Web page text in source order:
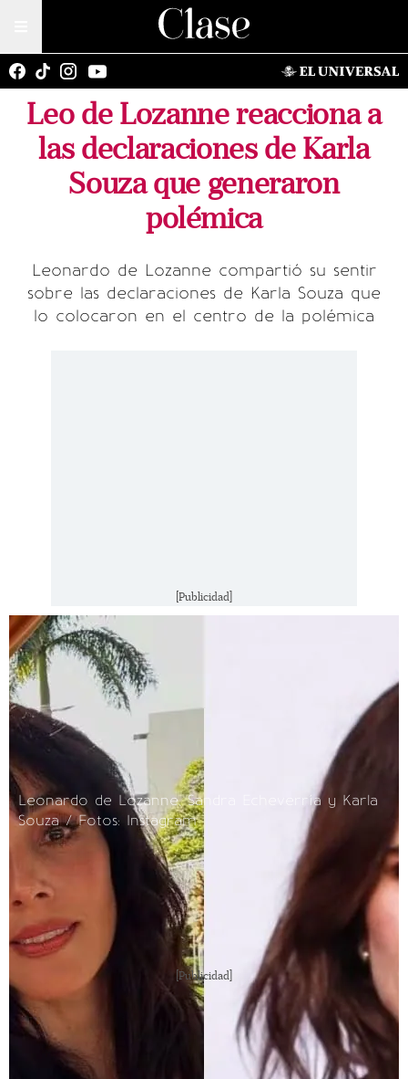
Leo de Lozanne reacciona a
las declaraciones de Karla
Souza que generaron
polémica
Leonardo de Lozanne compartió su sentir
sobre las declaraciones de Karla Souza que
lo colocaron en el centro de la polémica
[Publicidad]
Leonardo de Lozanne, Sandra Echeverría y Karla
Souza / Fotos: Instagram
[Publicidad]